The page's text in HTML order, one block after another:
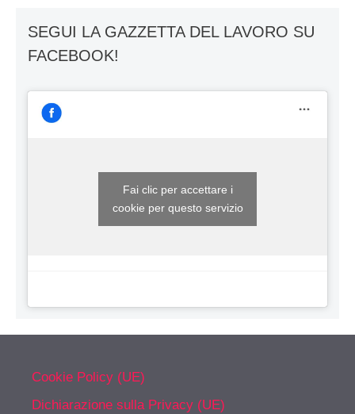
SEGUI LA GAZZETTA DEL LAVORO SU
FACEBOOK!
Fai clic per accettare i
cookie per questo servizio
Cookie Policy (UE)
Dichiarazione sulla Privacy (UE)